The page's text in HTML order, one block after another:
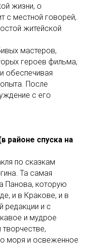
жизни, о
с местной говорей,
житейской
мастеров,
героев фильма,
обеспечивая
После
с его
районе спуска на
по сказкам
Та самая
Панова, которую
и в Кракове, и в
редакции и с
и мудрое
моря и освеженное